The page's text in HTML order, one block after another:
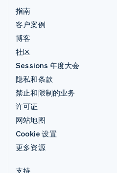
指南
客户案例
博客
社区
Sessions 年度大会
隐私和条款
禁止和限制的业务
许可证
网站地图
Cookie 设置
更多资源
支持